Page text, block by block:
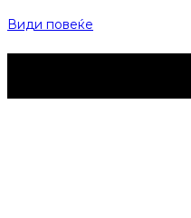
Види повеќе